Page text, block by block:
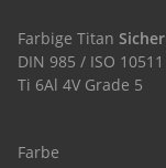
Farbige Titan
DIN 985 / ISO 10511
Ti 6Al 4V Grade 5
Farbe